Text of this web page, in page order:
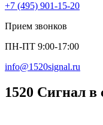
+7 (495) 901-15-20
Прием звонков
ПН-ПТ 9:00-17:00
info@1520signal.ru
1520 Cигнал